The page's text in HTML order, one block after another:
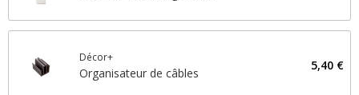
Décor+
Organisateur de câbles
5,40 €